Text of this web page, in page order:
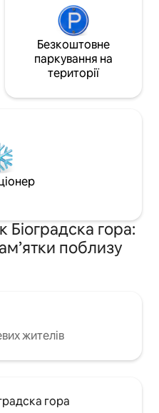
Безкоштовне
паркування на
території
Біоградска гора:
поблизу
жителів
гора